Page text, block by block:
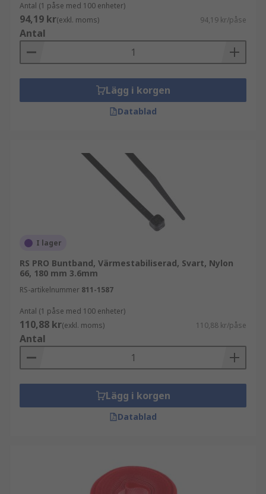
Antal (1 påse med 100 enheter)
94,19 kr(exkl. moms) 94,19 kr/påse
Antal
Lägg i korgen
Datablad
I lager
RS PRO Buntband, Värmestabiliserad, Svart, Nylon
66, 180 mm 3.6mm
RS-artikelnummer 811-1587
Antal (1 påse med 100 enheter)
110,88 kr(exkl. moms) 110,88 kr/påse
Antal
Lägg i korgen
Datablad